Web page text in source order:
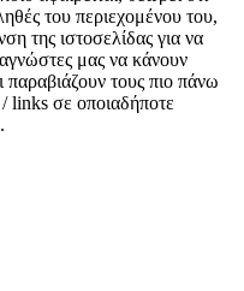
του περιεχομένου του,
της ιστοσελίδας για να
μας να κάνουν
τους πιο πάνω
links σε οποιαδήποτε